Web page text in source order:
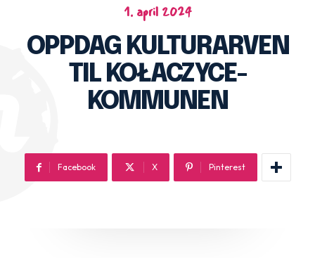
1. april 2024
OPPDAG KULTURARVEN
TIL KOŁACZYCE-
KOMMUNEN
Facebook X Pinterest